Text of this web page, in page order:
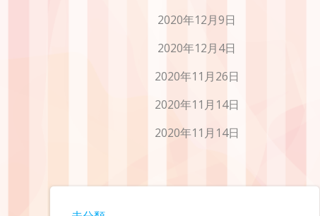
2020年12月9日
2020年12月4日
2020年11月26日
2020年11月14日
2020年11月14日